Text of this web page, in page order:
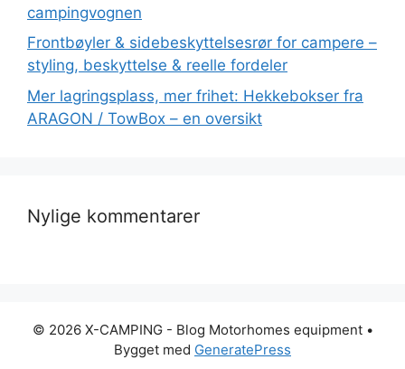
campingvognen
Frontbøyler & sidebeskyttelsesrør for campere –
styling, beskyttelse & reelle fordeler
Mer lagringsplass, mer frihet: Hekkebokser fra
ARAGON / TowBox – en oversikt
Nylige kommentarer
© 2026 X-CAMPING - Blog Motorhomes equipment•
Bygget med GeneratePress